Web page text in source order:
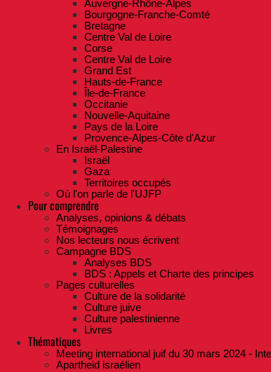
Auvergne-Rhône-Alpes
Bourgogne-Franche-Comté
Bretagne
Centre Val de Loire
Corse
Centre Val de Loire
Grand Est
Hauts-de-France
Île-de-France
Occitanie
Nouvelle-Aquitaine
Pays de la Loire
Provence-Alpes-Côte d'Azur
En Israël-Palestine
Israël
Gaza
Territoires occupés
Où l'on parle de l'UJFP
Pour comprendre
Analyses, opinions & débats
Témoignages
Nos lecteurs nous écrivent
Campagne BDS
Analyses BDS
BDS : Appels et Charte des principes
Pages culturelles
Culture de la solidarité
Culture juive
Culture palestinienne
Livres
Thématiques
Meeting international juif du 30 mars 2024 -
Apartheid israélien